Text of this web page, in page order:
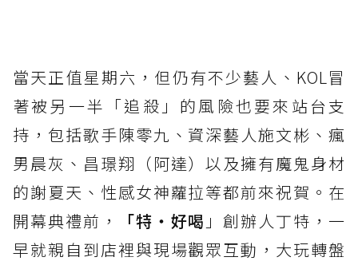
當天正值星期六，但仍有不少藝人、KOL冒
著被另一半「追殺」的風險也要來站台支
持，包括歌手陳零九、資深藝人施文彬、瘋
男晨灰、昌璟翔（阿達）以及擁有魔鬼身材
的謝夏天、性感女神蘿拉等都前來祝賀。在
開幕典禮前，
「特‧好喝 」創辦人丁特，一
早就親自到店裡與現場觀眾互動，大玩轉盤